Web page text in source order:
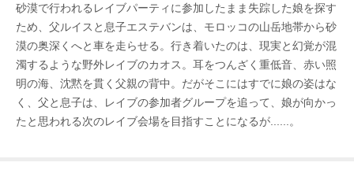
砂漠で行われるレイブパーティに参加したまま失踪した娘を探す
ため、父ルイスと息子エステバンは、モロッコの山岳地帯から砂
漠の奥深くへと車を走らせる。行き着いたのは、現実と幻覚が混
濁するような野外レイブのカオス。耳をつんざく重低音、赤い照
明の海、沈黙を貫く父親の背中。だがそこにはすでに娘の姿はな
く、父と息子は、レイブの参加者グループを追って、娘が向かっ
たと思われる次のレイブ会場を目指すことになるが......。